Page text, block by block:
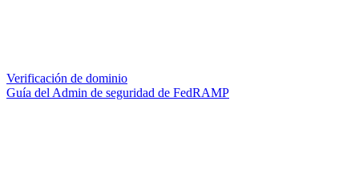
Verificación de dominio
Guía del Admin de seguridad de FedRAMP